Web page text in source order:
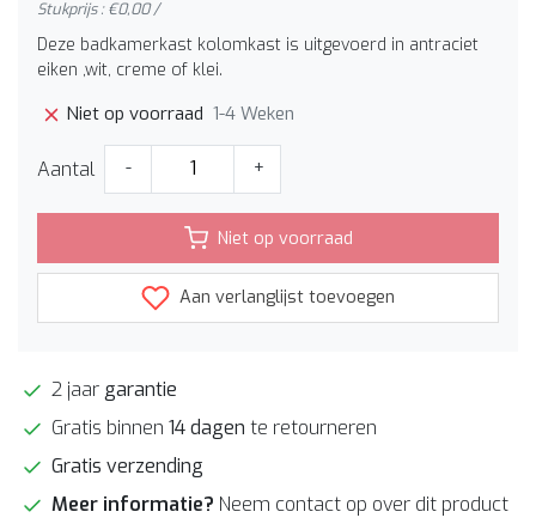
Stukprijs : €0,00 /
Deze badkamerkast kolomkast is uitgevoerd in antraciet
eiken ,wit, creme of klei.
Niet op voorraad 1-4 Weken
Aantal - +
Niet op voorraad
Aan verlanglijst toevoegen
2 jaar garantie
Gratis binnen 14 dagen te retourneren
Gratis verzending
Meer informatie? Neem contact op over dit product